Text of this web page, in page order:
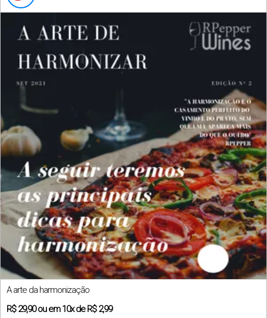
A arte da harmonização
R$29,90ou em10xde R$ 2,99